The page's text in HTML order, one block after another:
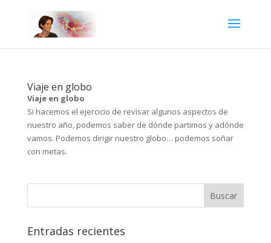
Viaje en globo
Viaje en globo
Si hacemos el ejercicio de revisar algunos aspectos de
nuestro año, podemos saber de dónde partimos y adónde
vamos. Podemos dirigir nuestro globo… podemos soñar
con metas.
Entradas recientes